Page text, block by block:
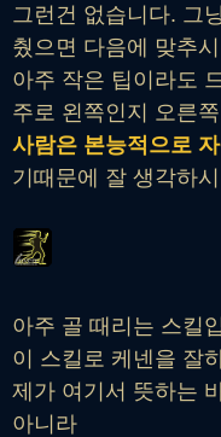
그런건 없습니다. 그
췄으면 다음에 맞추
아주 작은 팁이라도
주로 왼쪽인지 오른
사람은 본능적으로
기때문에 잘 생각하
아주 골 때리는 스킬
이 스킬로 케넨을 잘
제가 여기서 뜻하는
아니라